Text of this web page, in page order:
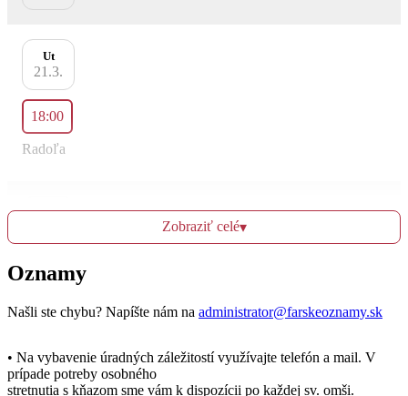
Ut
21.3.
18:00
Radoľa
St
23.3.
Pi
24.3.
Zobraziť celé▾
Oznamy
Našli ste chybu? Napíšte nám na administrator@farskeoznamy.sk
• Na vybavenie úradných záležitostí využívajte telefón a mail. V
prípade potreby osobného
stretnutia s kňazom sme vám k dispozícii po každej sv. omši.